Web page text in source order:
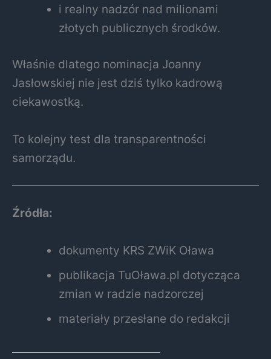
i realny nadzór nad milionami
złotych publicznych środków.
Właśnie dlatego nominacja Joanny
Jasłowskiej nie jest dziś tylko kadrową
ciekawostką.
To kolejny test dla transparentności
samorządu.
Źródła:
dokumenty KRS ZWiK Oława
publikacja TuOława.pl dotycząca
zmian w radzie nadzorczej
materiały przesłane do redakcji